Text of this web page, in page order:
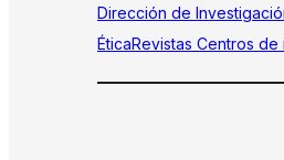
Dirección de
ÉticaRevistas Centros de